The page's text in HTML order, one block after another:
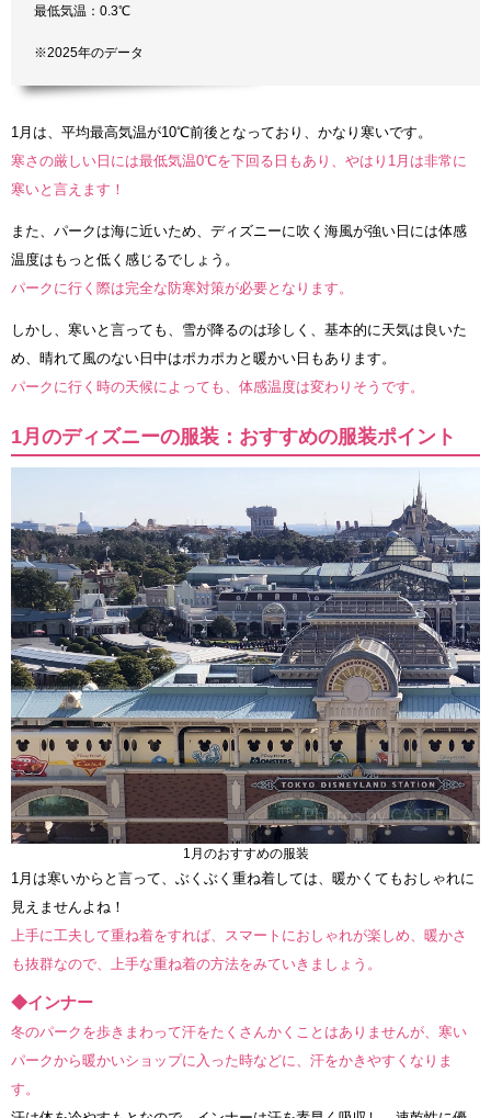
最低気温：0.3℃
※2025年のデータ
1月は、平均最高気温が10℃前後となっており、かなり寒いです。
寒さの厳しい日には最低気温0℃を下回る日もあり、やはり1月は非常に
寒いと言えます！
また、パークは海に近いため、ディズニーに吹く海風が強い日には体感
温度はもっと低く感じるでしょう。
パークに行く際は完全な防寒対策が必要となります。
しかし、寒いと言っても、雪が降るのは珍しく、基本的に天気は良いた
め、晴れて風のない日中はポカポカと暖かい日もあります。
パークに行く時の天候によっても、体感温度は変わりそうです。
1月のディズニーの服装：おすすめの服装ポイント
1月のおすすめの服装
1月は寒いからと言って、ぶくぶく重ね着しては、暖かくてもおしゃれに
見えませんよね！
上手に工夫して重ね着をすれば、スマートにおしゃれが楽しめ、暖かさ
も抜群なので、上手な重ね着の方法をみていきましょう。
◆インナー
冬のパークを歩きまわって汗をたくさんかくことはありませんが、寒い
パークから暖かいショップに入った時などに、汗をかきやすくなりま
す。